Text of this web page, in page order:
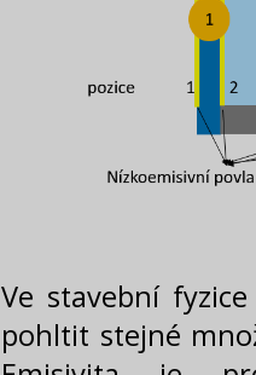
Ve stavební
pohltit stejné